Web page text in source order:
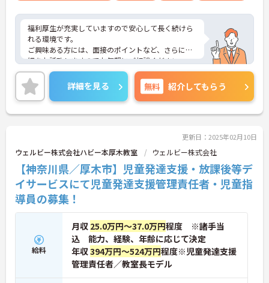
福利厚生が充実していますので安心して長く続けら
れる環境です。
ご興味ある方には、面接のポイントなど、さらに詳
細をお話致しますのでお気軽にご相談ください。
詳細を見る 無料 紹介してもらう
更新日：2025年02月10日
ウェルビー株式会社ハビー本厚木教室 ウェルビー株式会社
【神奈川県／厚木市】児童発達支援・放課後等デ
イサービスにて児童発達支援管理責任者・児童指
導員の募集！
給料
月収 25.0万円～37.0万円程度 ※諸手当
込 能力、経験、年齢に応じて決定
年収394万円～524万円程度※児童発達支援
管理責任者／教室長モデル